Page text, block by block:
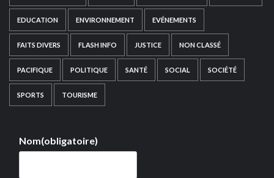
EDUCATION ENVIRONNEMENT EVÉNEMENTS
FAITS DIVERS FLASH INFO JUSTICE NON CLASSÉ
PACIFIQUE POLITIQUE SANTÉ SOCIAL SOCIÉTÉ
SPORTS TOURISME
Nom(obligatoire)